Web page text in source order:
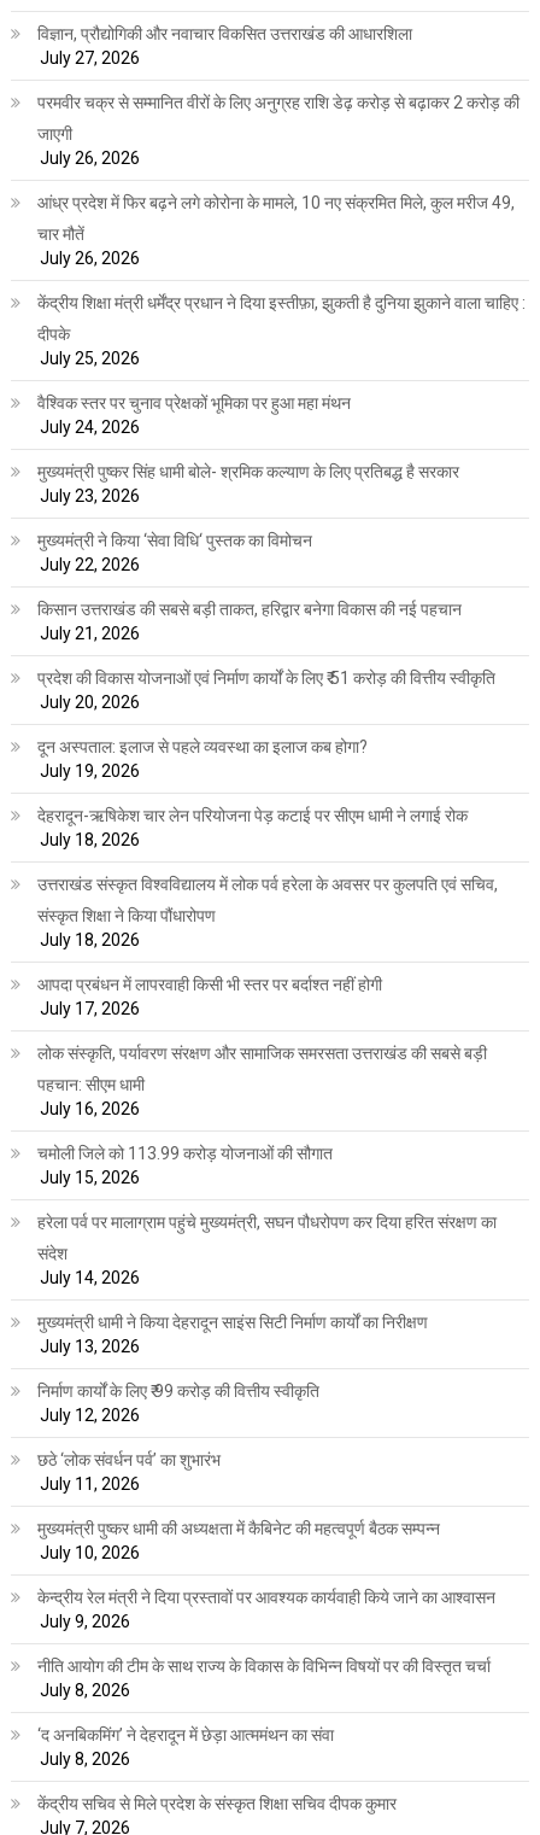
विज्ञान, प्रौद्योगिकी और नवाचार विकसित उत्तराखंड की आधारशिला
July 27, 2026
परमवीर चक्र से सम्मानित वीरों के लिए अनुग्रह राशि डेढ़ करोड़ से बढ़ाकर 2 करोड़ की
जाएगी
July 26, 2026
आंध्र प्रदेश में फिर बढ़ने लगे कोरोना के मामले, 10 नए संक्रमित मिले, कुल मरीज 49,
चार मौतें
July 26, 2026
केंद्रीय शिक्षा मंत्री धर्मेंद्र प्रधान ने दिया इस्तीफ़ा, झुकती है दुनिया झुकाने वाला चाहिए :
दीपके
July 25, 2026
वैश्विक स्तर पर चुनाव प्रेक्षकों भूमिका पर हुआ महा मंथन
July 24, 2026
मुख्यमंत्री पुष्कर सिंह धामी बोले- श्रमिक कल्याण के लिए प्रतिबद्ध है सरकार
July 23, 2026
मुख्यमंत्री ने किया ‘सेवा विधि‘ पुस्तक का विमोचन
July 22, 2026
किसान उत्तराखंड की सबसे बड़ी ताकत, हरिद्वार बनेगा विकास की नई पहचान
July 21, 2026
प्रदेश की विकास योजनाओं एवं निर्माण कार्यों के लिए ₹ 51 करोड़ की वित्तीय स्वीकृति
July 20, 2026
दून अस्पताल: इलाज से पहले व्यवस्था का इलाज कब होगा?
July 19, 2026
देहरादून-ऋषिकेश चार लेन परियोजना पेड़ कटाई पर सीएम धामी ने लगाई रोक
July 18, 2026
उत्तराखंड संस्कृत विश्वविद्यालय में लोक पर्व हरेला के अवसर पर कुलपति एवं सचिव,
संस्कृत शिक्षा ने किया पौंधारोपण
July 18, 2026
आपदा प्रबंधन में लापरवाही किसी भी स्तर पर बर्दाश्त नहीं होगी
July 17, 2026
लोक संस्कृति, पर्यावरण संरक्षण और सामाजिक समरसता उत्तराखंड की सबसे बड़ी
पहचान: सीएम धामी
July 16, 2026
चमोली जिले को 113.99 करोड़ योजनाओं की सौगात
July 15, 2026
हरेला पर्व पर मालाग्राम पहुंचे मुख्यमंत्री, सघन पौधरोपण कर दिया हरित संरक्षण का
संदेश
July 14, 2026
मुख्यमंत्री धामी ने किया देहरादून साइंस सिटी निर्माण कार्यों का निरीक्षण
July 13, 2026
निर्माण कार्यों के लिए ₹ 99 करोड़ की वित्तीय स्वीकृति
July 12, 2026
छठे ‘लोक संवर्धन पर्व’ का शुभारंभ
July 11, 2026
मुख्यमंत्री पुष्कर धामी की अध्यक्षता में कैबिनेट की महत्वपूर्ण बैठक सम्पन्न
July 10, 2026
केन्द्रीय रेल मंत्री ने दिया प्रस्तावों पर आवश्यक कार्यवाही किये जाने का आश्वासन
July 9, 2026
नीति आयोग की टीम के साथ राज्य के विकास के विभिन्न विषयों पर की विस्तृत चर्चा
July 8, 2026
‘द अनबिकमिंग’ ने देहरादून में छेड़ा आत्ममंथन का संवा
July 8, 2026
केंद्रीय सचिव से मिले प्रदेश के संस्कृत शिक्षा सचिव दीपक कुमार
July 7, 2026